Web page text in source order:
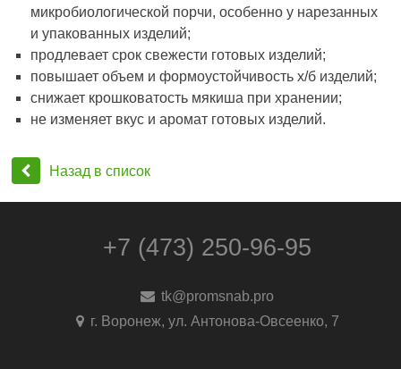
микробиологической порчи, особенно у нарезанных
и упакованных изделий;
продлевает срок свежести готовых изделий;
повышает объем и формоустойчивость х/б изделий;
снижает крошковатость мякиша при хранении;
не изменяет вкус и аромат готовых изделий.
Назад в список
+7 (473) 250-96-95
tk@promsnab.pro
г. Воронеж, ул. Антонова-Овсеенко, 7